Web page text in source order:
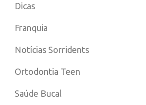
Dicas
Franquia
Notícias Sorridents
Ortodontia Teen
Saúde Bucal